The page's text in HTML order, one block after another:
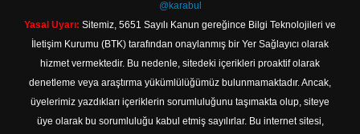
@karabul
Yasal Uyarı: Sitemiz, 5651 Sayılı Kanun gereğince Bilgi Teknolojileri ve
İletişim Kurumu (BTK) tarafından onaylanmış bir Yer Sağlayıcı olarak
hizmet vermektedir. Bu nedenle, sitedeki içerikleri proaktif olarak
denetleme veya araştırma yükümlülüğümüz bulunmamaktadır. Ancak,
üyelerimiz yazdıkları içeriklerin sorumluluğunu taşımakta olup, siteye
üye olarak bu sorumluluğu kabul etmiş sayılırlar. Bu internet sitesi,